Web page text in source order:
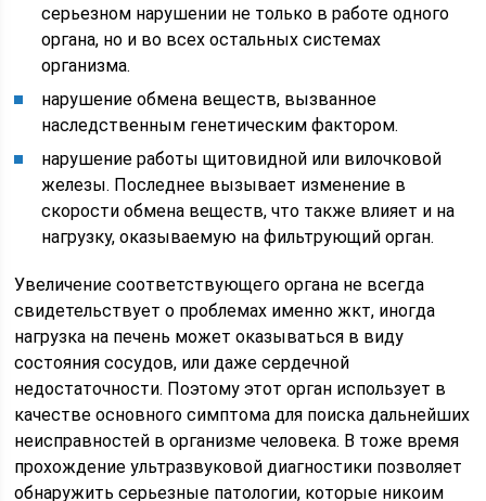
серьезном нарушении не только в работе одного
органа, но и во всех остальных системах
организма.
нарушение обмена веществ, вызванное
наследственным генетическим фактором.
нарушение работы щитовидной или вилочковой
железы. Последнее вызывает изменение в
скорости обмена веществ, что также влияет и на
нагрузку, оказываемую на фильтрующий орган.
Увеличение соответствующего органа не всегда
свидетельствует о проблемах именно жкт, иногда
нагрузка на печень может оказываться в виду
состояния сосудов, или даже сердечной
недостаточности. Поэтому этот орган использует в
качестве основного симптома для поиска дальнейших
неисправностей в организме человека. В тоже время
прохождение ультразвуковой диагностики позволяет
обнаружить серьезные патологии, которые никоим